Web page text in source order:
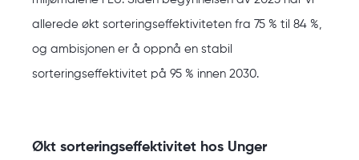
allerede økt sorteringseffektiviteten fra 75 % til 84 %,
og ambisjonen er å oppnå en stabil
sorteringseffektivitet på 95 % innen 2030.
Økt sorteringseffektivitet hos Unger